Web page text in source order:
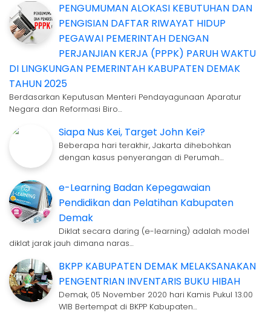
PENGUMUMAN ALOKASI KEBUTUHAN DAN
PENGISIAN DAFTAR RIWAYAT HIDUP
PEGAWAI PEMERINTAH DENGAN
PERJANJIAN KERJA (PPPK) PARUH WAKTU
DI LINGKUNGAN PEMERINTAH KABUPATEN DEMAK
TAHUN 2025
Berdasarkan Keputusan Menteri Pendayagunaan Aparatur
Negara dan Reformasi Biro…
Siapa Nus Kei, Target John Kei?
Beberapa hari terakhir, Jakarta dihebohkan
dengan kasus penyerangan di Perumah…
e-Learning Badan Kepegawaian
Pendidikan dan Pelatihan Kabupaten
Demak
Diklat secara daring (e-learning) adalah model
diklat jarak jauh dimana naras…
BKPP KABUPATEN DEMAK MELAKSANAKAN
PENGENTRIAN INVENTARIS BUKU HIBAH
Demak, 05 November 2020 hari Kamis Pukul 13.00
WIB Bertempat di BKPP Kabupaten…